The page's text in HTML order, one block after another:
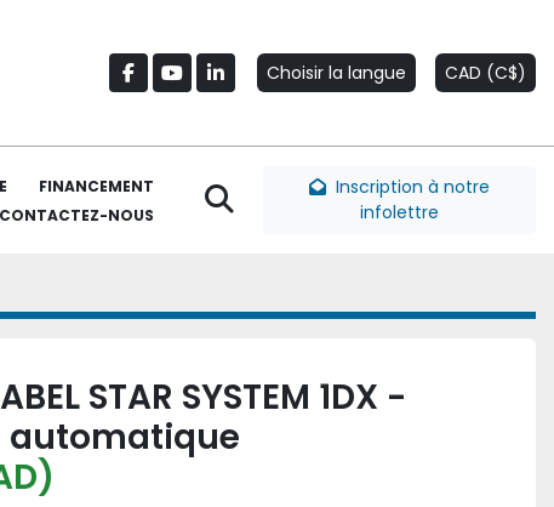
facebook
youtubelinkedinChoisir la langue CAD (C$)
FINANCEMENT
CONTACTEZ-NOUS
RechercherInscription à notre
infolettre
STAR SYSTEM 1DX -
automatique